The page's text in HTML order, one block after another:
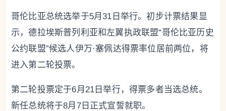
哥伦比亚总统选举于5月31日举行。初步计票结果显
示，德拉埃斯普列利亚和左翼执政联盟“哥伦比亚历史
公约联盟”候选人伊万·塞佩达得票率位居前两位，将
进入第二轮投票。
第二轮投票定于6月21日举行，得票多者当选总统。
新任总统将于8月7日正式宣誓就职。